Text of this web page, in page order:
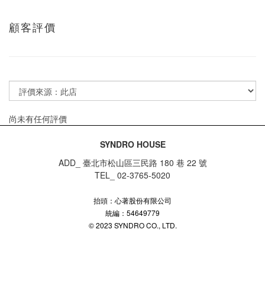
顧客評價
尚未有任何評價
SYNDRO HOUSE
ADD_ 臺北市松山區三民路 180 巷 22 號
TEL_ 02-3765-5020
抬頭：心著股份有限公司
統編：54649779
© 2023 SYNDRO CO., LTD.